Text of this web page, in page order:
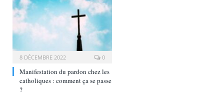
8 DÉCEMBRE 2022 0
Manifestation du pardon chez les
catholiques : comment ça se passe
?